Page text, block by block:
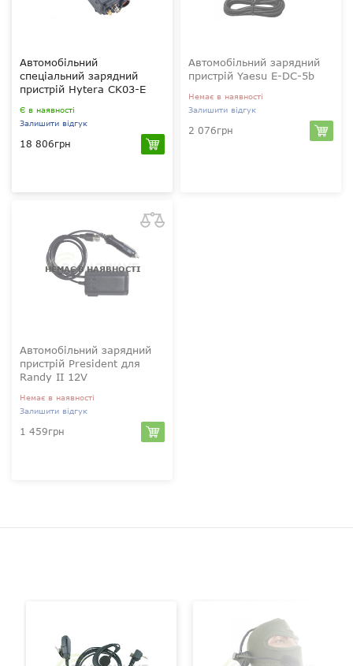
Автомобільний
спеціальний зарядний
пристрій Hytera CK03-E
Є в наявності
Залишити відгук
18 806грн
PD70X/PD70XR/PD70XS/PD75X/PD78X,
Автомобільний зарядний
пристрій Yaesu E-DC-5b
Немає в наявності
Залишити відгук
2 076грн
НЕМАЄ В НАЯВНОСТІ
Автомобільний зарядний
пристрій President для
Randy II 12V
Немає в наявності
Залишити відгук
1 459грн